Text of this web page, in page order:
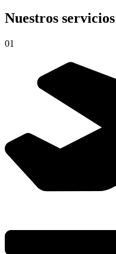
Nuestros servicios
01